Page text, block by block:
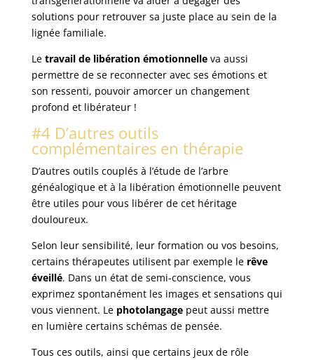
solutions pour retrouver sa juste place au sein de la
lignée familiale.
Le travail de libération émotionnelleva aussi
permettre de se reconnecter avec ses émotions et
son ressenti, pouvoir amorcer un changement
profond et libérateur !
#4 D’autres outils
complémentaires en thérapie
D’autres outils couplés à l’étude de l’arbre
généalogique et à la libération émotionnelle peuvent
être utiles pour vous libérer de cet héritage
douloureux.
Selon leur sensibilité, leur formation ou vos besoins,
certains thérapeutes utilisent par exemple le rêve
éveillé. Dans un état de semi-conscience, vous
exprimez spontanément les images et sensations qui
vous viennent. Le photolangagepeut aussi mettre
en lumière certains schémas de pensée.
Tous ces outils, ainsi que certains jeux de rôle